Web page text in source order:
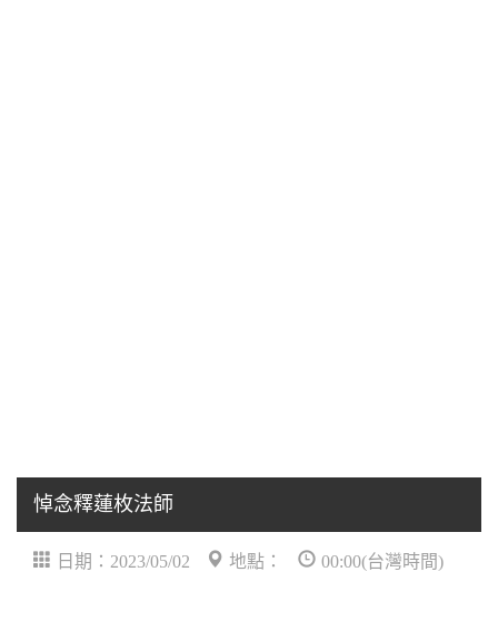
悼念釋蓮枚法師
日期：2023/05/02 地點： 00:00(台灣時間)